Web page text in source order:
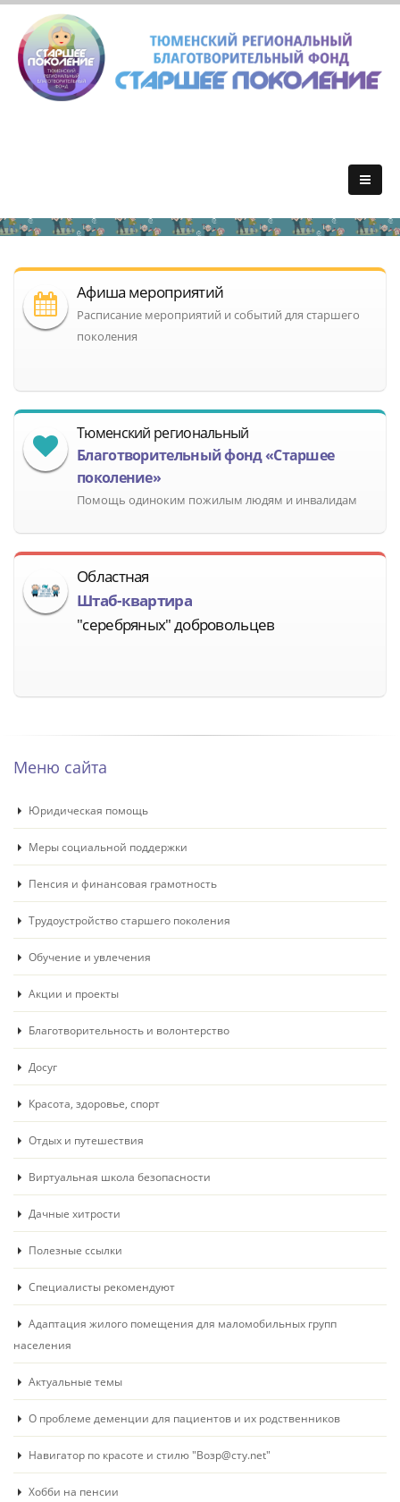
Афиша мероприятий
Расписание мероприятий и событий для старшего
поколения
Тюменский региональный
Благотворительный фонд «Старшее
поколение»
Помощь одиноким пожилым людям и инвалидам
Областная
Штаб-квартира
"серебряных" добровольцев
Меню сайта
Юридическая помощь
Меры социальной поддержки
Пенсия и финансовая грамотность
Трудоустройство старшего поколения
Обучение и увлечения
Акции и проекты
Благотворительность и волонтерство
Досуг
Красота, здоровье, спорт
Отдых и путешествия
Виртуальная школа безопасности
Дачные хитрости
Полезные ссылки
Специалисты рекомендуют
Адаптация жилого помещения для маломобильных групп
населения
Актуальные темы
О проблеме деменции для пациентов и их родственников
Навигатор по красоте и стилю "Возр@сту.net"
Хобби на пенсии